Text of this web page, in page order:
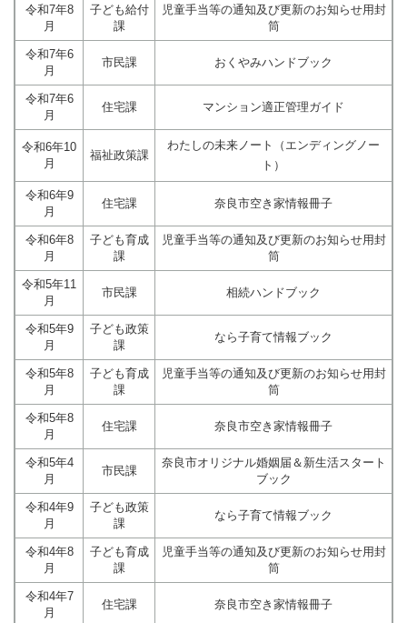
令和7年8
月
子ども給付
課
児童手当等の通知及び更新のお知らせ用封
筒
令和7年6
月
市民課 おくやみハンドブック
令和7年6
月
住宅課 マンション適正管理ガイド
令和6年10
月
福祉政策課
わたしの未来ノート（エンディングノー
ト）
令和6年9
月
住宅課 奈良市空き家情報冊子
令和6年8
月
子ども育成
課
児童手当等の通知及び更新のお知らせ用封
筒
令和5年11
月
市民課 相続ハンドブック
令和5年9
月
子ども政策
課
なら子育て情報ブック
令和5年8
月
子ども育成
課
児童手当等の通知及び更新のお知らせ用封
筒
令和5年8
月
住宅課 奈良市空き家情報冊子
令和5年4
月
市民課
奈良市オリジナル婚姻届＆新生活スタート
ブック
令和4年9
月
子ども政策
課
なら子育て情報ブック
令和4年8
月
子ども育成
課
児童手当等の通知及び更新のお知らせ用封
筒
令和4年7
月
住宅課 奈良市空き家情報冊子